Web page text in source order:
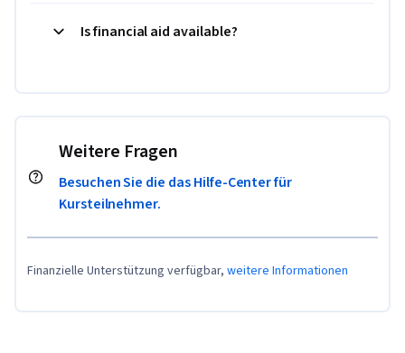
Is financial aid available?
Weitere Fragen
Besuchen Sie die das Hilfe-Center für
Kursteilnehmer.
Finanzielle Unterstützung verfügbar, weitere Informationen